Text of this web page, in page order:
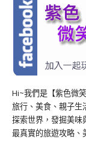
Hi~我們是【紫色微笑
旅行、美食、親子生
探索世界，發掘美味
最真實的旅遊攻略、